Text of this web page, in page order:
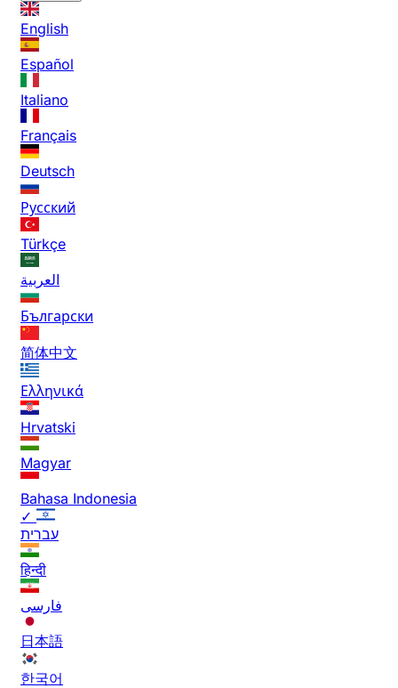
English
Español
Italiano
Français
Deutsch
Русский
Türkçe
العربية
Български
简体中文
Ελληνικά
Hrvatski
Magyar
Bahasa Indonesia
✓
עברית
हिन्दी
فارسی
日本語
한국어